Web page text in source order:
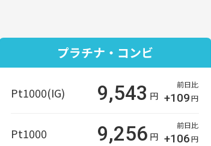
プラチナ・コンビ
Pt1000(IG) 9,543 円
前日比
+109円
Pt1000 9,256 円
前日比
+106円